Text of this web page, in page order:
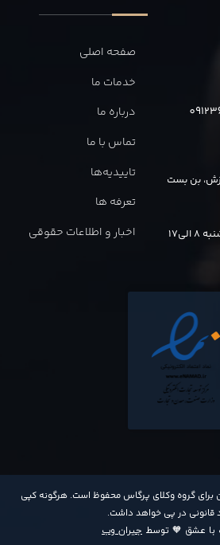
برای گروه وکلای پرگاس محفوظ است. هرگونه کپی
قانونی در پی خواهد داشت​​​​​​​.
با عشق 🧡 توسط جیران وب
صفحه اصلی
خدمات ما
درباره ما
تماس با ما
تاییدیه‌ها
تعرفه ها
اخبار و اطلاعات حقوقی
بن بست